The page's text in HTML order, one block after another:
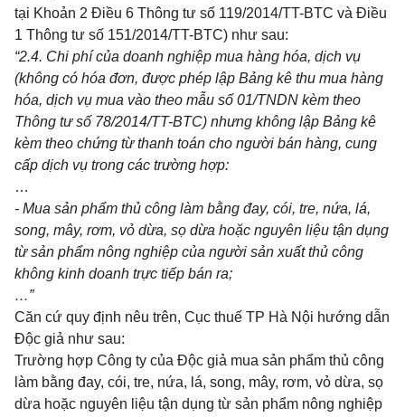
tại Khoản 2 Điều 6 Thông tư số 119/2014/TT-BTC và Điều
1 Thông tư số 151/2014/TT-BTC) như sau:
“2.4. Chi phí của doanh nghiệp mua hàng hóa, dịch vụ
(không có hóa đơn, được phép lập Bảng kê thu mua hàng
hóa, dịch vụ mua vào theo mẫu số 01/TNDN kèm theo
Thông tư số 78/2014/TT-BTC) nhưng không lập Bảng kê
kèm theo chứng từ thanh toán cho người bán hàng, cung
cấp dịch vụ trong các trường hợp:
…
- Mua sản phẩm thủ công làm bằng đay, cói, tre, nứa, lá,
song, mây, rơm, vỏ dừa, sọ dừa hoặc nguyên liệu tận dụng
từ sản phẩm nông nghiệp của người sản xuất thủ công
không kinh doanh trực tiếp bán ra;
…”
Căn cứ quy định nêu trên, Cục thuế TP Hà Nội hướng dẫn
Độc giả như sau:
Trường hợp Công ty của Độc giả mua sản phẩm thủ công
làm bằng đay, cói, tre, nứa, lá, song, mây, rơm, vỏ dừa, sọ
dừa hoặc nguyên liệu tận dụng từ sản phẩm nông nghiệp